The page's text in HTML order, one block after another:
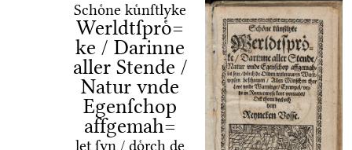
Schoͤne kuͤnſtlyke
Werldtſproͤ=
ke / Darinne
aller Stende /
Natur vnde
Egenſchop
affgemah=
let ſyn / doͤrch de